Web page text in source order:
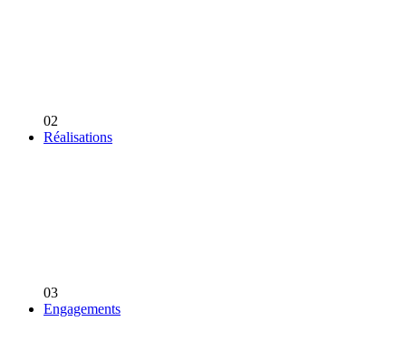
02
Réalisations
03
Engagements